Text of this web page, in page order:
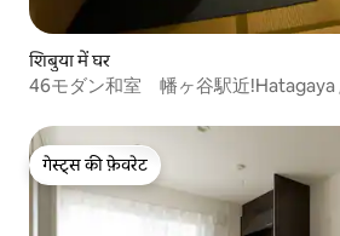
शिबुया में घर
46モダン和室 幡ヶ谷駅近!Hatagaya
गेस्ट्स की फ़ेवरेट
गेस्ट्स की फ़ेवरेट